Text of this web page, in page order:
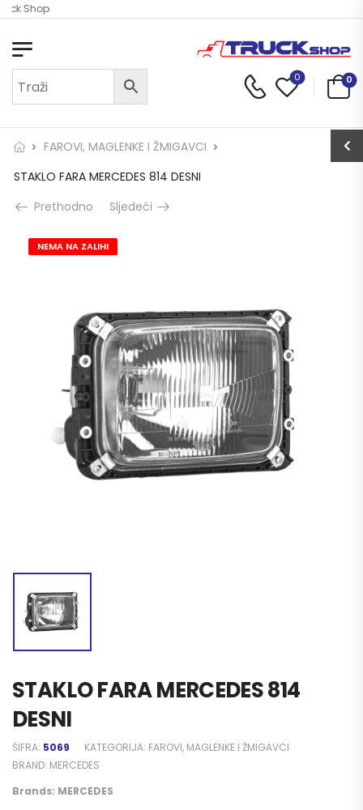
Shop
0 0
FAROVI, MAGLENKE I ŽMIGAVCI
STAKLO FARA MERCEDES 814 DESNI
Prethodno
Sljedeći
NEMA NA ZALIHI
STAKLO FARA MERCEDES 814
DESNI
ŠIFRA: 5069 KATEGORIJA: FAROVI, MAGLENKE I ŽMIGAVCI
BRAND: MERCEDES
Brands: MERCEDES